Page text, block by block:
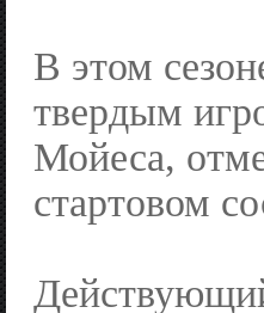
В этом
твердым
Мойеса,
стартовом